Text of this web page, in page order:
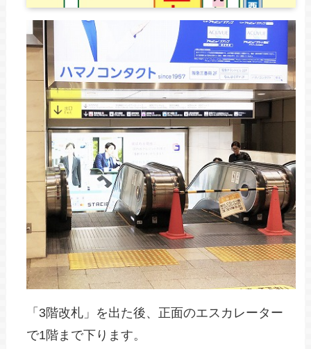
「3階改札」を出た後、正面のエスカレーター
で1階まで下ります。